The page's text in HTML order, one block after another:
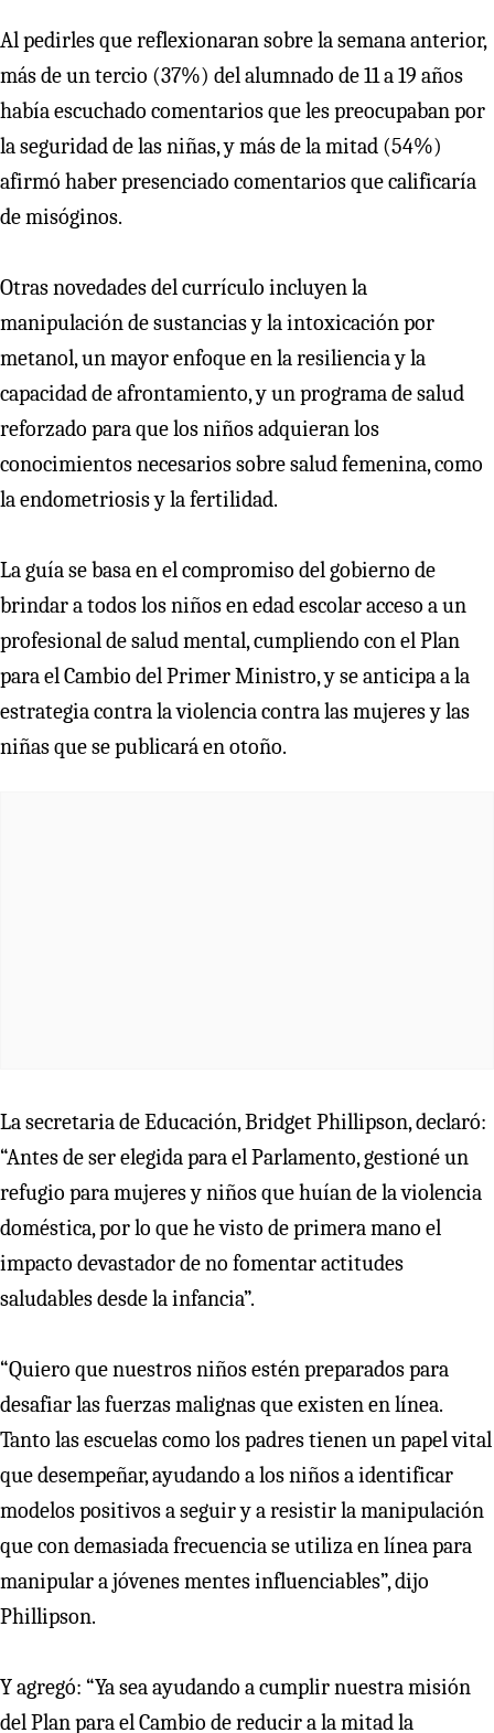
Al pedirles que reflexionaran sobre la semana anterior,
más de un tercio (37%) del alumnado de 11 a 19 años
había escuchado comentarios que les preocupaban por
la seguridad de las niñas, y más de la mitad (54%)
afirmó haber presenciado comentarios que calificaría
de misóginos.
Otras novedades del currículo incluyen la
manipulación de sustancias y la intoxicación por
metanol, un mayor enfoque en la resiliencia y la
capacidad de afrontamiento, y un programa de salud
reforzado para que los niños adquieran los
conocimientos necesarios sobre salud femenina, como
la endometriosis y la fertilidad.
La guía se basa en el compromiso del gobierno de
brindar a todos los niños en edad escolar acceso a un
profesional de salud mental, cumpliendo con el Plan
para el Cambio del Primer Ministro, y se anticipa a la
estrategia contra la violencia contra las mujeres y las
niñas que se publicará en otoño.
La secretaria de Educación, Bridget Phillipson, declaró:
“Antes de ser elegida para el Parlamento, gestioné un
refugio para mujeres y niños que huían de la violencia
doméstica, por lo que he visto de primera mano el
impacto devastador de no fomentar actitudes
saludables desde la infancia”.
“Quiero que nuestros niños estén preparados para
desafiar las fuerzas malignas que existen en línea.
Tanto las escuelas como los padres tienen un papel vital
que desempeñar, ayudando a los niños a identificar
modelos positivos a seguir y a resistir la manipulación
que con demasiada frecuencia se utiliza en línea para
manipular a jóvenes mentes influenciables”, dijo
Phillipson.
Y agregó: “Ya sea ayudando a cumplir nuestra misión
del Plan para el Cambio de reducir a la mitad la